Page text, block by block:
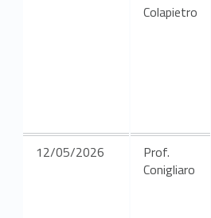
o
Colapietro
12/05/2026
Prof.
Conigliaro